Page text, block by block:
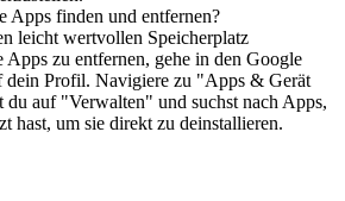
Apps finden und entfernen?
leicht wertvollen Speicherplatz
Apps zu entfernen, gehe in den Google
dein Profil. Navigiere zu "Apps & Gerät
auf "Verwalten" und suchst nach Apps,
hast, um sie direkt zu deinstallieren.